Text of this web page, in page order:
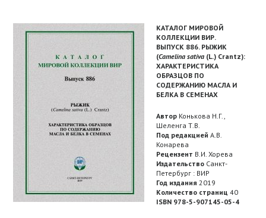
КАТАЛОГ МИРОВОЙ
КОЛЛЕКЦИИ ВИР.
ВЫПУСК 886. РЫЖИК
(Camelina sativa (L.) Crantz):
ХАРАКТЕРИСТИКА
ОБРАЗЦОВ ПО
СОДЕРЖАНИЮ МАСЛА И
БЕЛКА В СЕМЕНАХ
Автор Конькова Н.Г.,
Шеленга Т.В.
Под редакцией А.В.
Конарева
Рецензент В.И. Хорева
Издательство Санкт-
Петербург : ВИР
Год издания 2019
Количество страниц 40
ISBN 978-5-907145-05-4